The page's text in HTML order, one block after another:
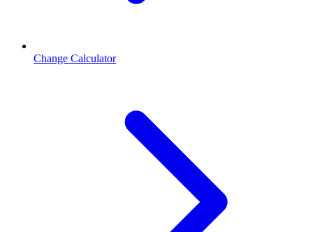
Change Calculator